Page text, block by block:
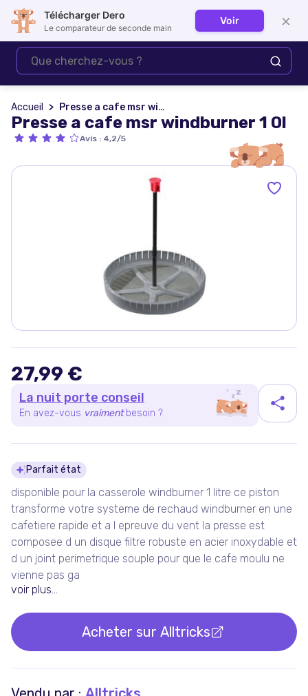
Se connecter
Accueil Presse a cafe msr windburner 1 0l
Presse a cafe msr windburner 1 0l
Avis : 4,2/5
27,99 €
La nuit porte conseil
En avez-vous vraiment besoin ?
Détails du produit
Parfait état
disponible pour la casserole windburner 1 litre ce piston
transforme votre systeme de rechaud windburner en une
cafetiere rapide et a l epreuve du vent la presse est
composee d un disque filtre robuste en acier inoxydable et
d un joint perimetrique souple pour que le cafe moulu ne
vienne pas ga
voir plus...
Acheter sur Alltricks
Télécharger Dero
Le comparateur de seconde main
Voir ×